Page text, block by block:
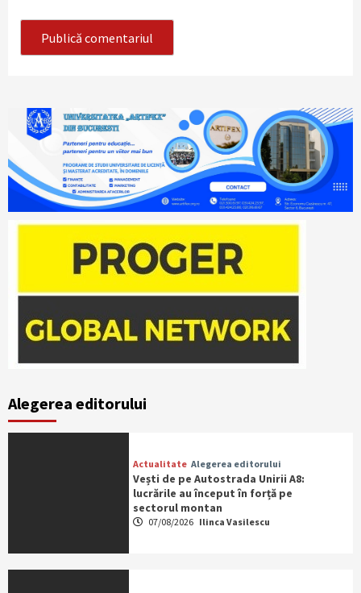
Alegerea editorului
Actualitate Alegerea editorului
Vești de pe Autostrada Unirii A8:
lucrările au început în forță pe
sectorul montan
07/08/2026 Ilinca Vasilescu